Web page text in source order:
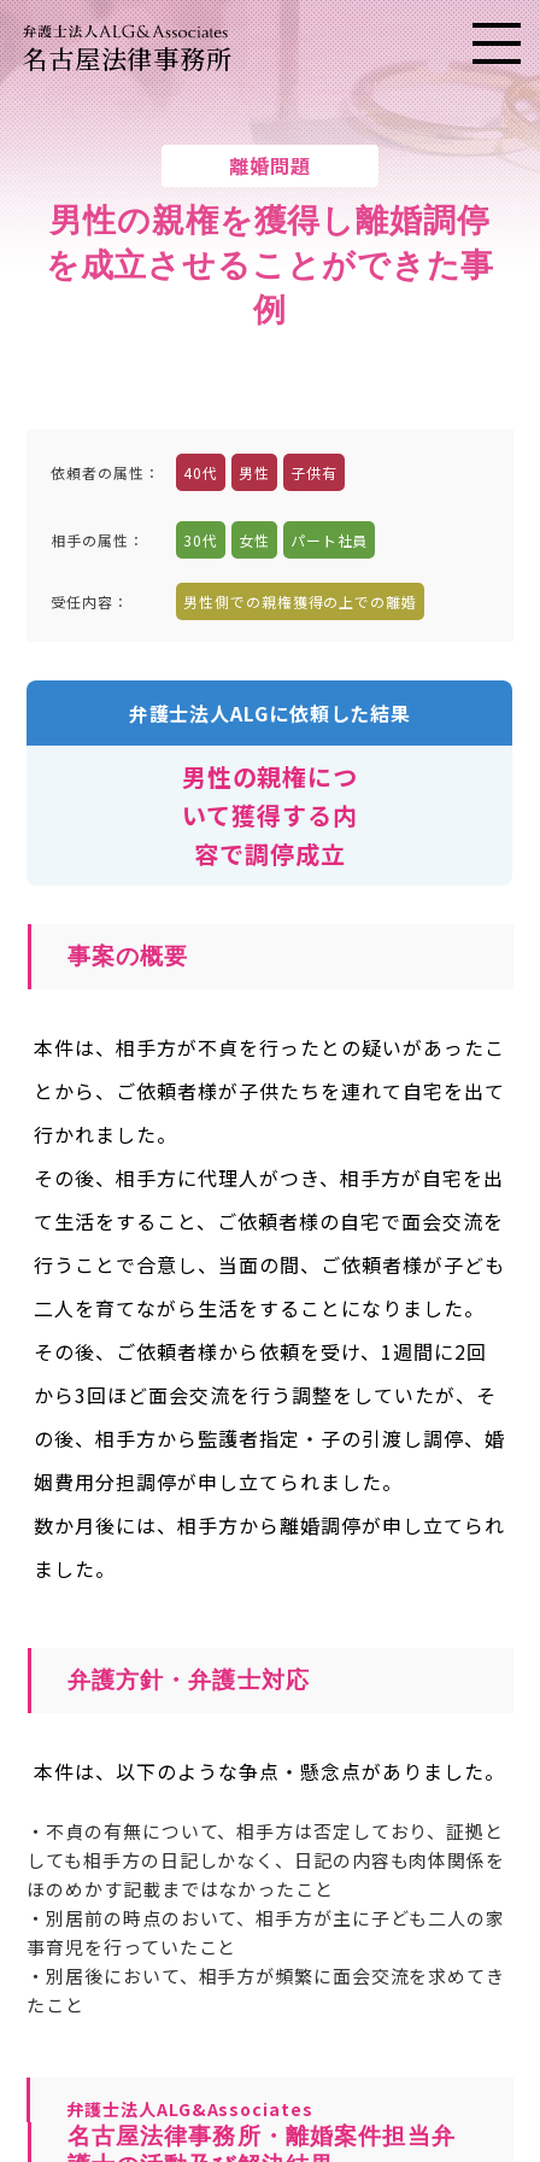
名古屋法律事務所 メニ
離婚問題
男性の親権を獲得し離婚調停
を成立させることができた事
例
依頼者の属性 ： 40代 男性 子供有
相手の属性 ： 30代 女性 パート社員
受任内容 ： 男性側での親権獲得の上での離婚
弁護士法人ALGに依頼した結果
男性の親権につ
いて獲得する内
容で調停成立
事案の概要
本件は、相手方が不貞を行ったとの疑いがあったこ
とから、ご依頼者様が子供たちを連れて自宅を出て
行かれました。
その後、相手方に代理人がつき、相手方が自宅を出
て生活をすること、ご依頼者様の自宅で面会交流を
行うことで合意し、当面の間、ご依頼者様が子ども
二人を育てながら生活をすることになりました。
その後、ご依頼者様から依頼を受け、1週間に2回
から3回ほど面会交流を行う調整をしていたが、そ
の後、相手方から監護者指定・子の引渡し調停、婚
姻費用分担調停が申し立てられました。
数か月後には、相手方から離婚調停が申し立てられ
ました。
弁護方針・弁護士対応
本件は、以下のような争点・懸念点がありました。
・不貞の有無について、相手方は否定しており、証拠と
しても相手方の日記しかなく、日記の内容も肉体関係を
ほのめかす記載まではなかったこと
・別居前の時点のおいて、相手方が主に子ども二人の家
事育児を行っていたこと
・別居後において、相手方が頻繁に面会交流を求めてき
たこと
弁護士法人ALG&Associates
名古屋法律事務所・離婚案件担当弁